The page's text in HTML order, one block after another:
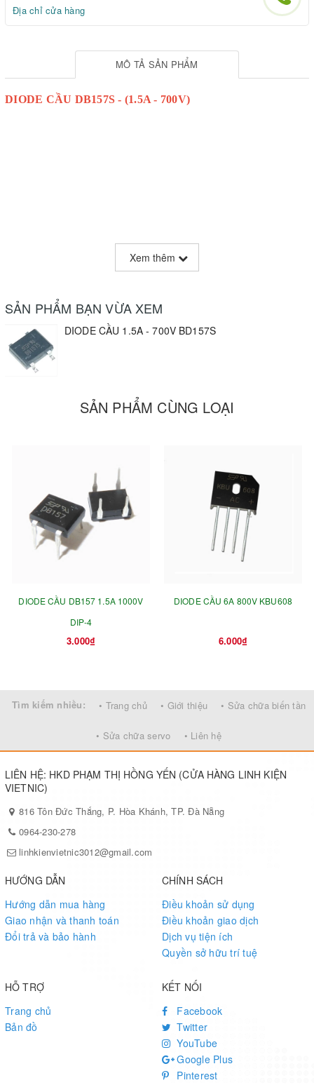
Địa chỉ cửa hàng
MÔ TẢ SẢN PHẨM
DIODE CẦU DB157S - (1.5A - 700V)
Xem thêm
SẢN PHẨM BẠN VỪA XEM
DIODE CẦU 1.5A - 700V BD157S
SẢN PHẨM CÙNG LOẠI
DIODE CẦU DB157 1.5A 1000V
DIP-4
3.000₫
DIODE CẦU 6A 800V KBU608
6.000₫
Tìm kiếm nhiều: • Trang chủ • Giới thiệu • Sửa chữa biến tần
• Sửa chữa servo • Liên hệ
LIÊN HỆ: HKD PHẠM THỊ HỒNG YẾN (CỬA HÀNG LINH KIỆN
VIETNIC)
816 Tôn Đức Thắng, P. Hòa Khánh, TP. Đà Nẵng
0964-230-278
linhkienvietnic3012@gmail.com
HƯỚNG DẪN
Hướng dẫn mua hàng
Giao nhận và thanh toán
Đổi trả và bảo hành
CHÍNH SÁCH
Điều khoản sử dụng
Điều khoản giao dịch
Dịch vụ tiện ích
Quyền sở hữu trí tuệ
HỖ TRỢ
Trang chủ
Bản đồ
KẾT NỐI
Facebook
Twitter
YouTube
Google Plus
Pinterest